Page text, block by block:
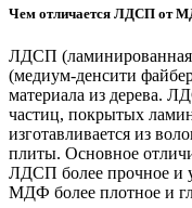
Чем отличается ЛДСП от
ЛДСП
(медиум-денсити
материала из дерева.
частиц, покрытых
изготавливается из
плиты. Основное
ЛДСП более прочное и
МДФ более плотное и